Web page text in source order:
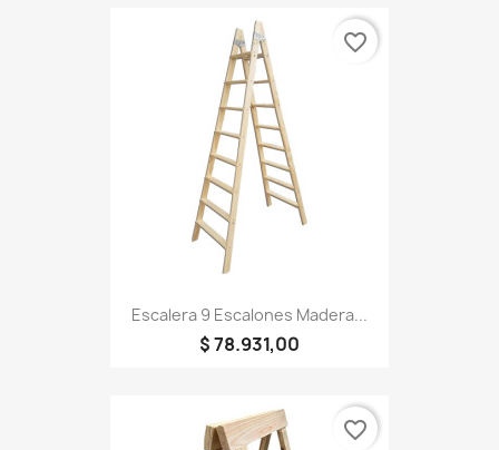
Escalera 9 Escalones Madera...
$ 78.931,00
favorite_border
favorite_border